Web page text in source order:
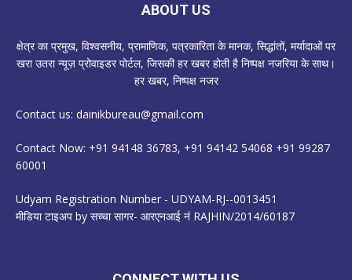
ABOUT US
क्षेत्र का प्रमुख, विश्वसनीय, प्रामाणिक, पत्रकारिता के मानक, सिद्धांतों, मर्यादाओं पर
खरा उतरा न्यूज़ प्रोवाइडर पोर्टल, जिसकी हर खबर होती है निष्पक्ष नजरिया के साथ।
हर खबर, निष्पक्ष नजर
Contact us: dainikbureau@gmail.com
Contact Now: +91 94148 36783, +91 94142 54068 +91 99287
60001
Udyam Registration Number - UDYAM-RJ--0013451
मीडिया टाइअप by सच्चा सागर- आरएनआई नं RAJHIN/2014/60187